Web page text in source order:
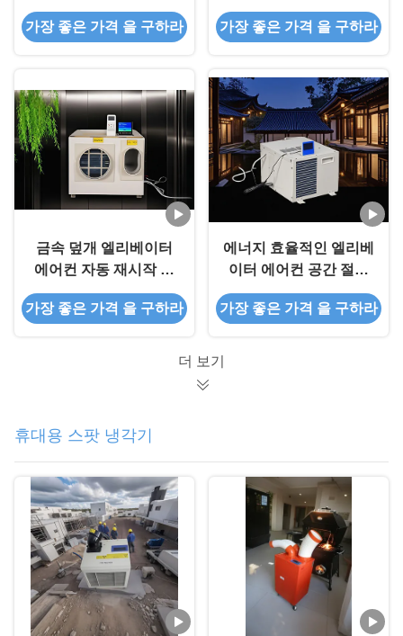
지 보수
가장 좋은 가격 을 구하라
거용 건물 소음 낮음
가장 좋은 가격 을 구하라
금속 덮개 엘리베이터
에어컨 자동 재시작 및
냉각 용량 8530-10918
BTU
가장 좋은 가격 을 구하라
에너지 효율적인 엘리베
이터 에어컨 공간 절약
엘리베이터 AC 단위
가장 좋은 가격 을 구하라
더 보기
휴대용 스팟 냉각기